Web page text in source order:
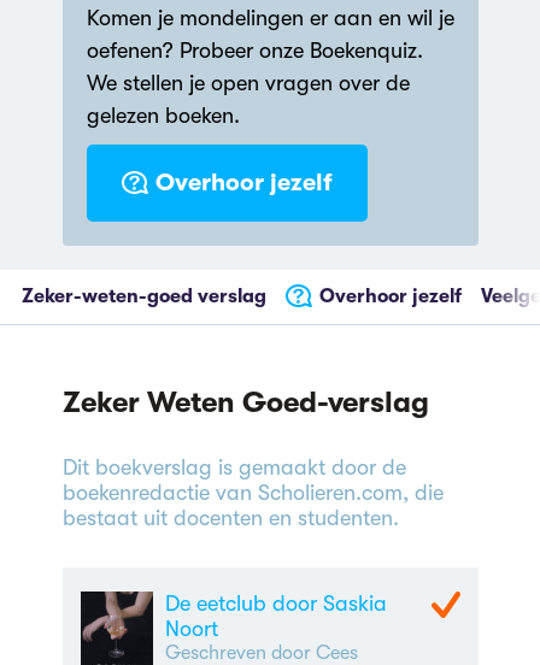
Komen je mondelingen er aan en wil je
oefenen? Probeer onze Boekenquiz.
We stellen je open vragen over de
gelezen boeken.
Overhoor jezelf
Zeker-weten-goed verslag Overhoor jezelf
Zeker Weten Goed-verslag
Dit boekverslag is gemaakt door de
boekenredactie van Scholieren.com, die
bestaat uit docenten en studenten.
De eetclub door Saskia
Noort
Geschreven door Cees